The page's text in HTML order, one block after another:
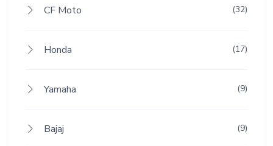
CF Moto (32)
Honda (17)
Yamaha (9)
Bajaj (9)